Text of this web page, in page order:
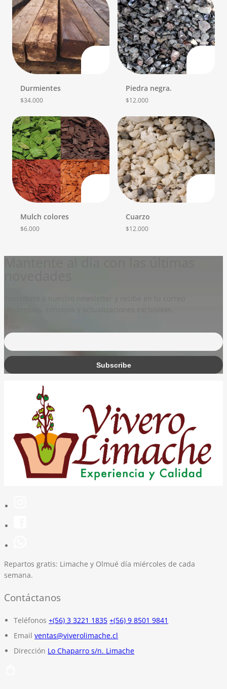
Durmientes
$34.000
Piedra negra.
$12.000
Mulch colores
$6.000
Cuarzo
$12.000
Mantente al día con las últimas
Repartos gratis: Limache y Olmué día miércoles de cada
semana.
Contáctanos
Teléfonos +(56) 3 3221 1835 +(56) 9 8501 9841
Email ventas@viverolimache.cl
Dirección Lo Chaparro s/n. Limache